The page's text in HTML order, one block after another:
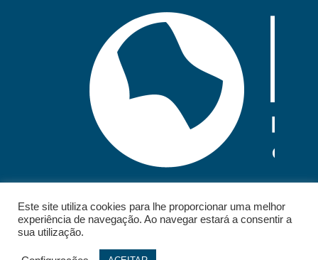
Este site utiliza cookies para lhe proporcionar uma melhor
experiência de navegação. Ao navegar estará a consentir a
sua utilização.